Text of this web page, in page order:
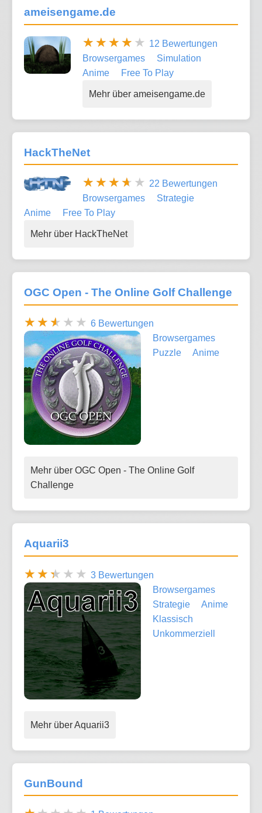
ameisengame.de
12 Bewertungen
Browsergames
Simulation
Anime
Free To Play
Mehr über ameisengame.de
HackTheNet
22 Bewertungen
Browsergames
Strategie
Anime
Free To Play
Mehr über HackTheNet
OGC Open - The Online Golf Challenge
6 Bewertungen
Browsergames
Puzzle
Anime
Mehr über OGC Open - The Online Golf
Challenge
Aquarii3
3 Bewertungen
Browsergames
Strategie
Anime
Klassisch
Unkommerziell
Mehr über Aquarii3
GunBound